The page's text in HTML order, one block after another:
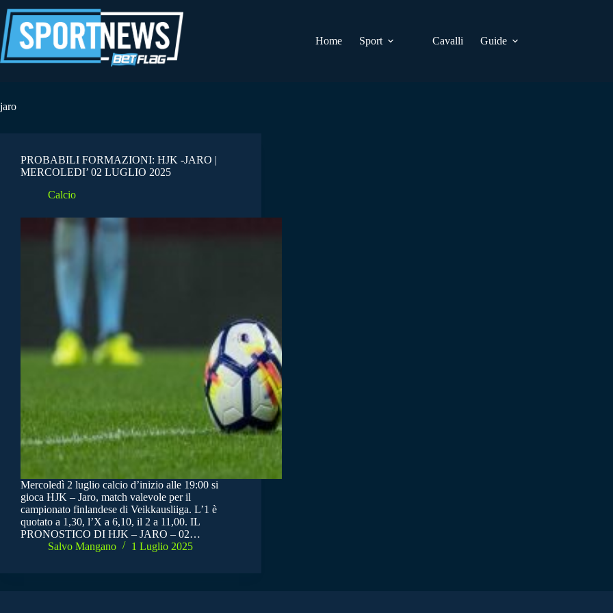
al
contenuto
Home
Sport Cavalli Guide
jaro
PROBABILI FORMAZIONI: HJK -JARO |
MERCOLEDI’ 02 LUGLIO 2025
Calcio
Mercoledì 2 luglio calcio d’inizio alle 19:00 si
gioca HJK – Jaro, match valevole per il
campionato finlandese di Veikkausliiga. L’1 è
quotato a 1,30, l’X a 6,10, il 2 a 11,00. IL
PRONOSTICO DI HJK – JARO – 02…
Salvo Mangano
1 Luglio 2025